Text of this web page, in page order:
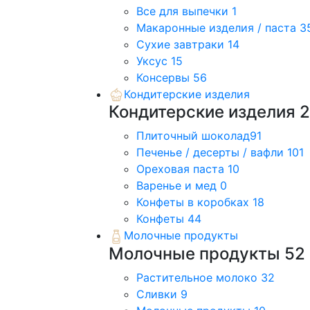
Все для выпечки 1
Макаронные изделия / паста
Сухие завтраки 14
Уксус 15
Консервы 56
Кондитерские изделия
Кондитерские изделия
Плиточный шоколад91
Печенье / десерты / вафли 101
Ореховая паста 10
Варенье и мед 0
Конфеты в коробках 18
Конфеты 44
Молочные продукты
Молочные продукты 52
Растительное молоко 32
Сливки 9